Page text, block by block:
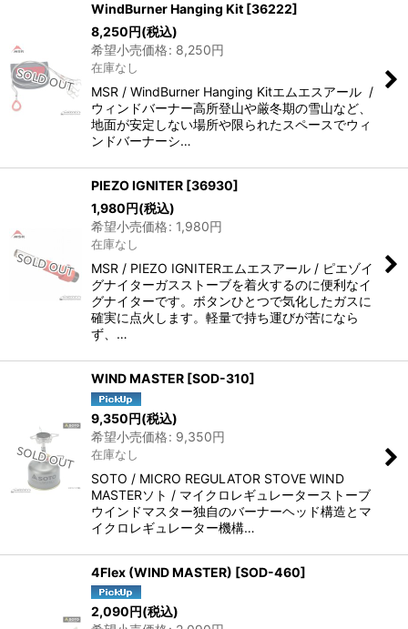
WindBurner Hanging Kit [36222]
8,250円(税込)
希望小売価格: 8,250円
在庫なし
MSR / WindBurner Hanging Kitエムエスアール /
ウィンドバーナー高所登山や厳冬期の雪山など、
地面が安定しない場所や限られたスペースでウィ
ンドバーナーシ…
PIEZO IGNITER [36930]
1,980円(税込)
希望小売価格: 1,980円
在庫なし
MSR / PIEZO IGNITERエムエスアール / ピエゾイ
グナイターガスストーブを着火するのに便利なイ
グナイターです。ボタンひとつで気化したガスに
確実に点火します。軽量で持ち運びが苦になら
ず、…
WIND MASTER [SOD-310]
9,350円(税込)
希望小売価格: 9,350円
在庫なし
SOTO / MICRO REGULATOR STOVE WIND
MASTERソト / マイクロレギュレーターストーブ
ウインドマスター独自のバーナーヘッド構造とマ
イクロレギュレーター機構…
4Flex (WIND MASTER) [SOD-460]
2,090円(税込)